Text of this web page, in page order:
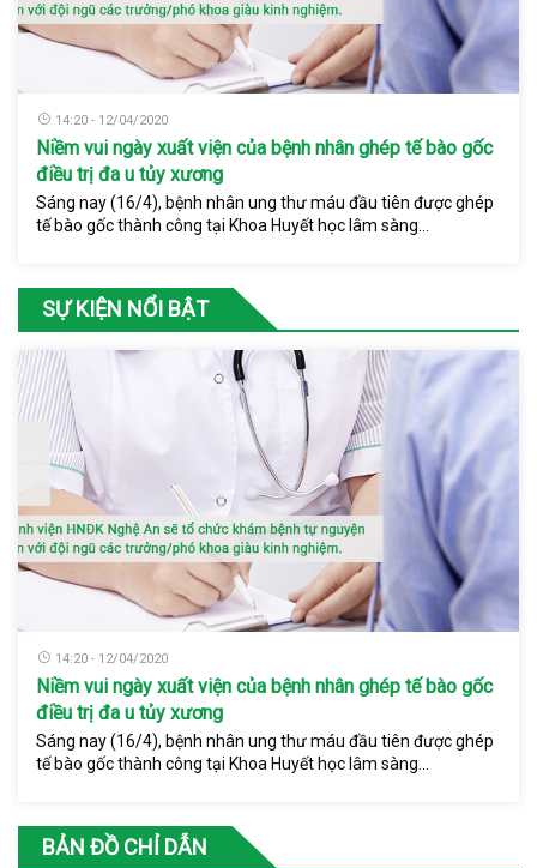
14:20 - 12/04/2020
Niềm vui ngày xuất viện của bệnh nhân ghép tế bào gốc
điều trị đa u tủy xương
Sáng nay (16/4), bệnh nhân ung thư máu đầu tiên được ghép
tế bào gốc thành công tại Khoa Huyết học lâm sàng...
SỰ KIỆN NỔI BẬT
14:20 - 12/04/2020
Niềm vui ngày xuất viện của bệnh nhân ghép tế bào gốc
điều trị đa u tủy xương
Sáng nay (16/4), bệnh nhân ung thư máu đầu tiên được ghép
tế bào gốc thành công tại Khoa Huyết học lâm sàng...
BẢN ĐỒ CHỈ DẪN